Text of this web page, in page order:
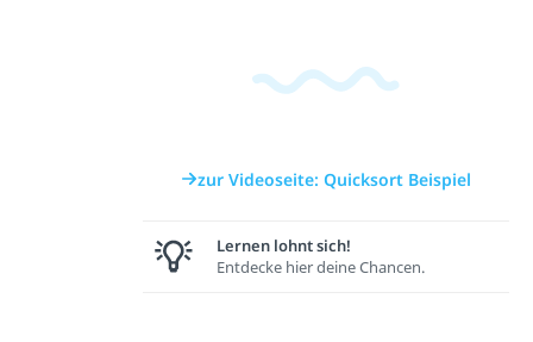
zur Videoseite: Quicksort Beispiel
Lernen lohnt sich!
Entdecke hier deine Chancen.